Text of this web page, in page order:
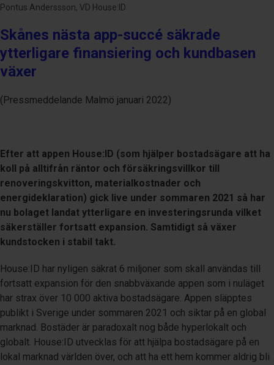
Pontus Anderssson, VD House:ID
Skånes nästa app-succé säkrade
ytterligare finansiering och kundbasen
växer
(Pressmeddelande Malmö januari 2022)
Efter att appen House:ID (som hjälper bostadsägare att ha
koll på alltifrån räntor och försäkringsvillkor till
renoveringskvitton, materialkostnader och
energideklaration) gick live under sommaren 2021 så har
nu bolaget landat ytterligare en investeringsrunda vilket
säkerställer fortsatt expansion. Samtidigt så växer
kundstocken i stabil takt.
House:ID har nyligen säkrat 6 miljoner som skall användas till
fortsatt expansion för den snabbväxande appen som i nuläget
har strax över 10 000 aktiva bostadsägare. Appen släpptes
publikt i Sverige under sommaren 2021 och siktar på en global
marknad. Bostäder är paradoxalt nog både hyperlokalt och
globalt. House:ID utvecklas för att hjälpa bostadsägare på en
lokal marknad världen över, och att ha ett hem kommer aldrig bli